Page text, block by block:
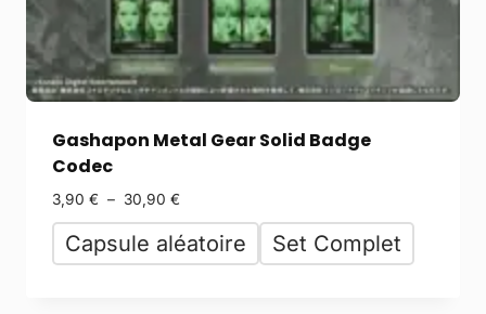
Gashapon Metal Gear Solid Badge
Codec
3,90 € – 30,90 €
Capsule aléatoire Set Complet